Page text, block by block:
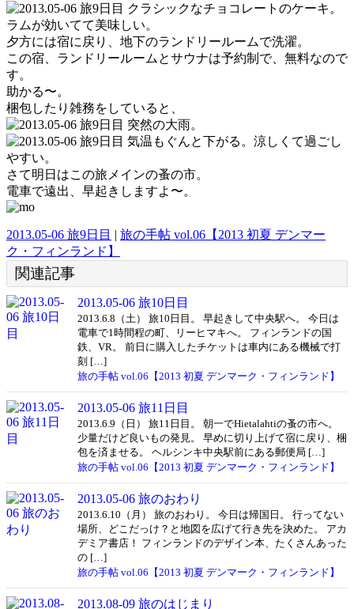
クラシックなチョコレートのケーキ。
ラムが効いてて美味しい。
夕方には宿に戻り、地下のランドリールームで洗濯。
この宿、ランドリールームとサウナは予約制で、無料なので
す。
助かる〜。
梱包したり雑務をしていると、
突然の大雨。
気温もぐんと下がる。涼しくて過ごし
やすい。
さて明日はこの旅メインの蚤の市。
電車で遠出、早起きしますよ〜。
2013.05-06 旅9日目 | 旅の手帖 vol.06【2013 初夏 デンマー
ク・フィンランド】
関連記事
2013.05-06 旅10日目
2013.6.8（土） 旅10日目。 早起きして中央駅へ。 今日は
電車で1時間程の町、リーヒマキへ。 フィンランドの国
鉄、VR。 前日に購入したチケットは車内にある機械で打
刻 […]
旅の手帖 vol.06【2013 初夏 デンマーク・フィンランド】
2013.05-06 旅11日目
2013.6.9（日） 旅11日目。 朝一でHietalahtiの蚤の市へ。
少量だけど良いもの発見。 早めに切り上げて宿に戻り、梱
包を済ませる。 ヘルシンキ中央駅前にある郵便局 […]
旅の手帖 vol.06【2013 初夏 デンマーク・フィンランド】
2013.05-06 旅のおわり
2013.6.10（月） 旅のおわり。 今日は帰国日。 行ってない
場所、どこだっけ？と地図を広げて行き先を決めた。 アカ
デミア書店！ フィンランドのデザイン本、たくさんあった
の […]
旅の手帖 vol.06【2013 初夏 デンマーク・フィンランド】
2013.08-09 旅のはじまり